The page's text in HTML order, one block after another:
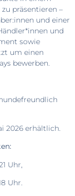
präsentieren –
und einer
und
sowie
um einen
bewerben.
2026 erhältlich.
Uhr,
Uhr.